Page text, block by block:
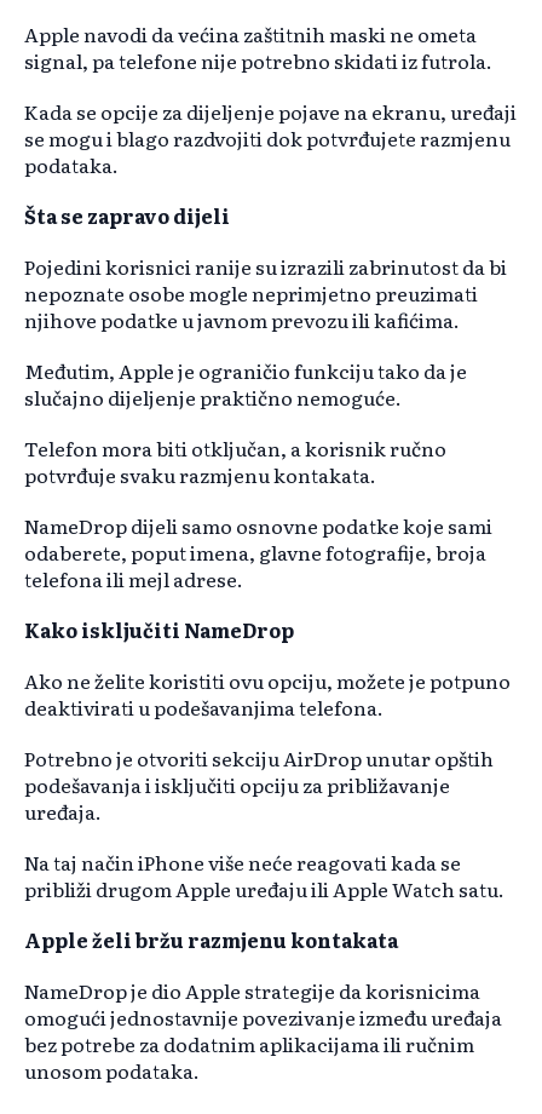
Apple navodi da većina zaštitnih maski ne ometa
signal, pa telefone nije potrebno skidati iz futrola.
Kada se opcije za dijeljenje pojave na ekranu, uređaji
se mogu i blago razdvojiti dok potvrđujete razmjenu
podataka.
Šta se zapravo dijeli
Pojedini korisnici ranije su izrazili zabrinutost da bi
nepoznate osobe mogle neprimjetno preuzimati
njihove podatke u javnom prevozu ili kafićima.
Međutim, Apple je ograničio funkciju tako da je
slučajno dijeljenje praktično nemoguće.
Telefon mora biti otključan, a korisnik ručno
potvrđuje svaku razmjenu kontakata.
NameDrop dijeli samo osnovne podatke koje sami
odaberete, poput imena, glavne fotografije, broja
telefona ili mejl adrese.
Kako isključiti NameDrop
Ako ne želite koristiti ovu opciju, možete je potpuno
deaktivirati u podešavanjima telefona.
Potrebno je otvoriti sekciju AirDrop unutar opštih
podešavanja i isključiti opciju za približavanje
uređaja.
Na taj način iPhone više neće reagovati kada se
približi drugom Apple uređaju ili Apple Watch satu.
Apple želi bržu razmjenu kontakata
NameDrop je dio Apple strategije da korisnicima
omogući jednostavnije povezivanje između uređaja
bez potrebe za dodatnim aplikacijama ili ručnim
unosom podataka.